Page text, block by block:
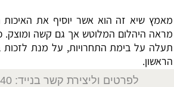
מאמץ שיא זה הוא אשר יוסיף את האיכות
מראה היהלום המלוטש אך גם קשה ומוצק.
תעלה על בימת התחרויות, על מנת
הראשון.
לפרטים וליצירת קשר בנייד: 052-8567140